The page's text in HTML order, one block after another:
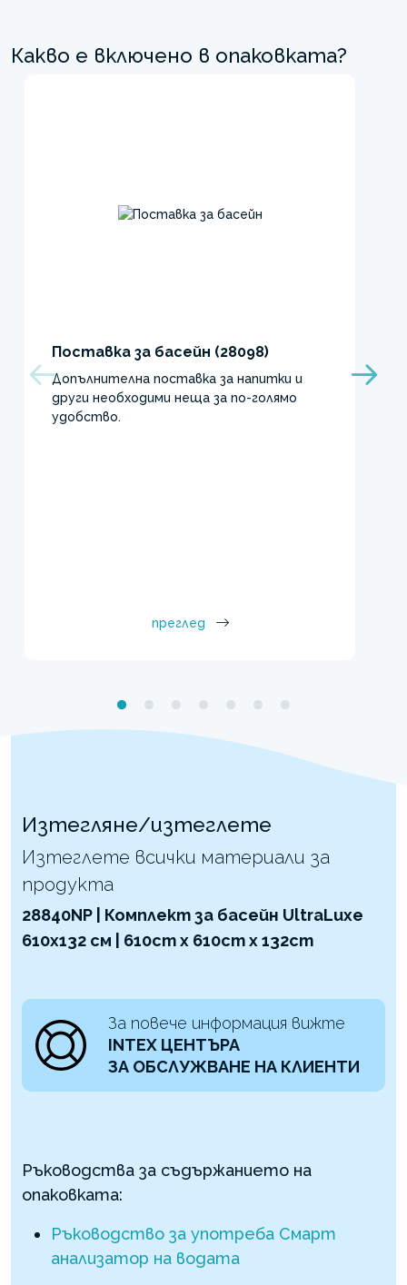
Какво е включено в опаковката?
Поставка за басейн (28098)
Допълнителна поставка за напитки и
други необходими неща за по-голямо
удобство.
преглед
Изтегляне/изтеглете
Изтеглете всички материали за
продукта
28840NP | Комплект за басейн UltraLuxe
610x132 см | 610cm x 610cm x 132cm
За повече информация вижте
INTEX ЦЕНТЪРА
ЗА ОБСЛУЖВАНЕ НА КЛИЕНТИ
Ръководства за съдържанието на
опаковката:
Ръководство за употреба Смарт
анализатор на водата